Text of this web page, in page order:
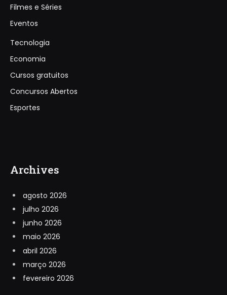
Filmes e Séries
Eventos
Tecnologia
Economia
Cursos gratuitos
Concursos Abertos
Esportes
Archives
agosto 2026
julho 2026
junho 2026
maio 2026
abril 2026
março 2026
fevereiro 2026